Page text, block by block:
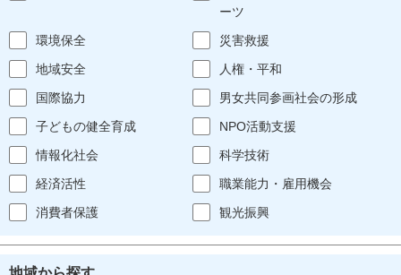
ーツ
環境保全
災害救援
地域安全
人権・平和
国際協力
男女共同参画社会の形成
子どもの健全育成
NPO活動支援
情報化社会
科学技術
経済活性
職業能力・雇用機会
消費者保護
観光振興